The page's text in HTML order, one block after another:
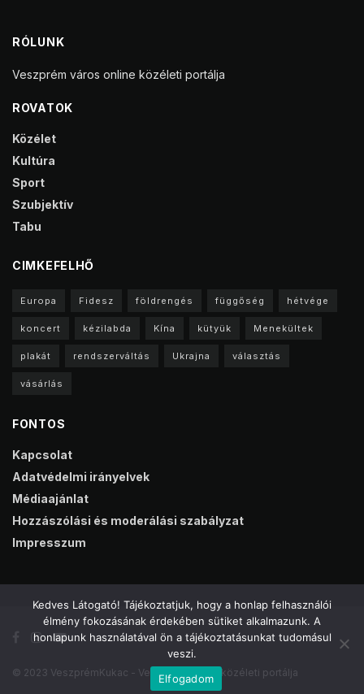
RÓLUNK
Veszprém város online közéleti portálja
ROVATOK
Közélet
Kultúra
Sport
Szubjektív
Tabu
CIMKEFELHŐ
Europa Fidesz földrengés függőség hétvége
koncert kézilabda Kína kütyük Menekültek
plakát rendszerváltás Ukrajna választás
vásárlás
FONTOS
Kapcsolat
Adatvédelmi irányelvek
Médiaajánlat
Hozzászólási és moderálási szabályzat
Impresszum
© 2023 VeszprémKukac - Veszprém online közéleti portálja
Kedves Látogató! Tájékoztatjuk, hogy a honlap felhasználói
élmény fokozásának érdekében sütiket alkalmazunk. A
honlapunk használatával ön a tájékoztatásunkat tudomásul
veszi.
Elfogadom